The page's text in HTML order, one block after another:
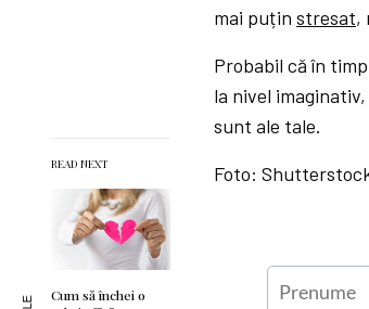
READ NEXT
Cum să închei o
mai puținstresat,
Probabil că în
la nivel
sunt ale tale.
Foto: